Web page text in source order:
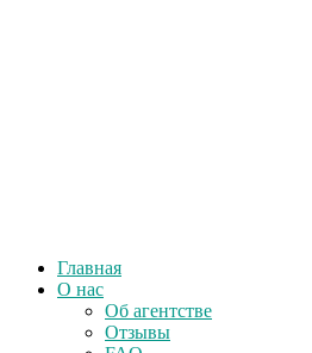
Главная
О нас
Об агентстве
Отзывы